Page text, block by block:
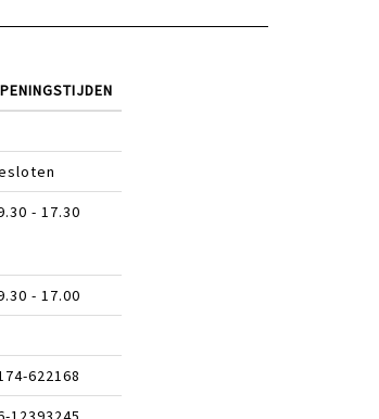
- 17.30
- 17.00
622168